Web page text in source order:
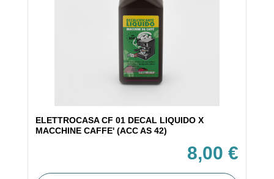
ELETTROCASA CF 01 DECAL LIQUIDO X
MACCHINE CAFFE' (ACC AS 42)
8,00 €